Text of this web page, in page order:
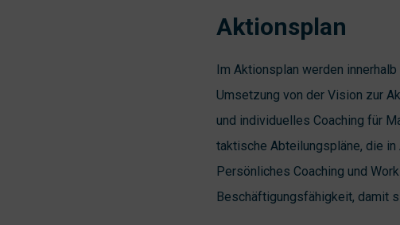
Aktionsplan
Im Aktionsplan werden
Umsetzung von der Vision zur
und individuelles Coaching für
taktische Abteilungspläne, die
Persönliches Coaching und
Beschäftigungsfähigkeit, damit